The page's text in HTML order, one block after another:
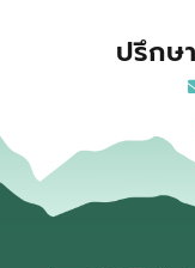
ปรึกษ